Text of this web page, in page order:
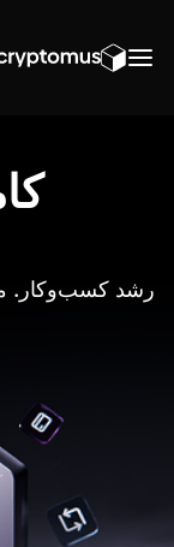
رشد کسب‌وکار.